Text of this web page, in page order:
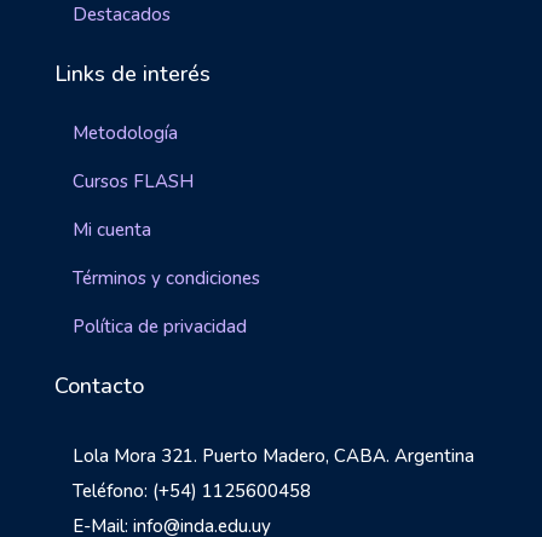
Destacados
Links de interés
Metodología
Cursos FLASH
Mi cuenta
Términos y condiciones
Política de privacidad
Contacto
Lola Mora 321. Puerto Madero, CABA. Argentina
Teléfono: (+54) 1125600458
E-Mail: info@inda.edu.uy